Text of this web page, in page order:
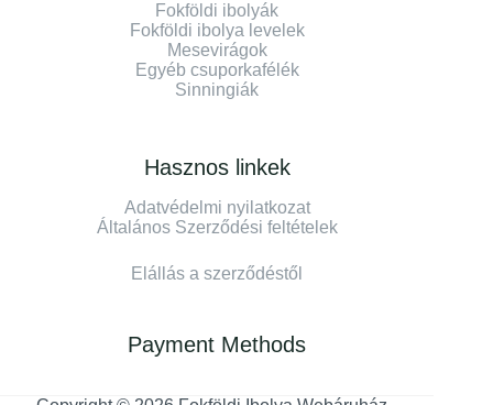
Fokföldi ibolyák
Fokföldi ibolya levelek
Mesevirágok
Egyéb csuporkafélék
Sinningiák
Hasznos linkek
Adatvédelmi nyilatkozat
Általános Szerződési feltételek
Elállás a szerződéstől
Payment Methods